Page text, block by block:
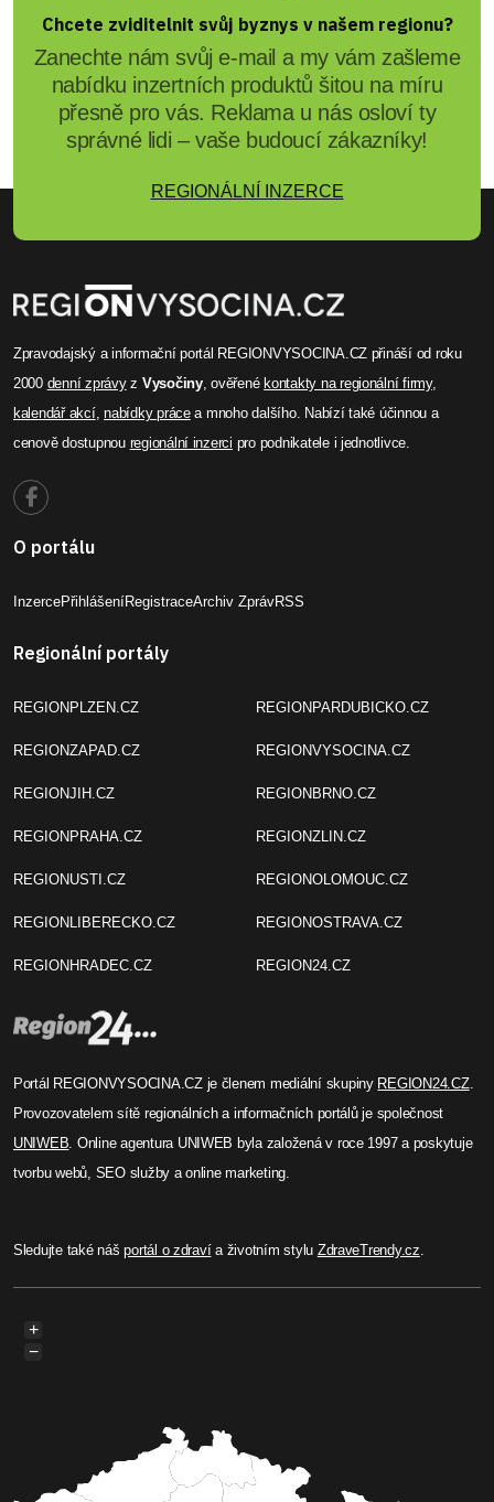
Chcete zviditelnit svůj byznys v našem regionu?
Zanechte nám svůj e-mail a my vám zašleme
nabídku inzertních produktů šitou na míru
přesně pro vás. Reklama u nás osloví ty
správné lidi – vaše budoucí zákazníky!
REGIONÁLNÍ INZERCE
Zpravodajský a informační portál REGIONVYSOCINA.CZ přináší od roku
2000 denní zprávyz Vysočiny, ověřené kontakty na regionální firmy,
kalendář akcí,nabídky prácea mnoho dalšího. Nabízí také účinnou a
cenově dostupnou regionální inzerci pro podnikatele i jednotlivce.
O portálu
InzercePřihlášeníRegistraceArchiv ZprávRSS
Regionální portály
REGIONPLZEN.CZ
REGIONZAPAD.CZ
REGIONJIH.CZ
REGIONPRAHA.CZ
REGIONUSTI.CZ
REGIONLIBERECKO.CZ
REGIONHRADEC.CZ
REGIONPARDUBICKO.CZ
REGIONVYSOCINA.CZ
REGIONBRNO.CZ
REGIONZLIN.CZ
REGIONOLOMOUC.CZ
REGIONOSTRAVA.CZ
REGION24.CZ
Portál REGIONVYSOCINA.CZ je členem mediální skupiny REGION24.CZ.
Provozovatelem sítě regionálních a informačních portálů je společnost
UNIWEB. Online agentura UNIWEB byla založená v roce 1997 a poskytuje
tvorbu webů, SEO služby a online marketing.
Sledujte také nášportál o zdravía životním stylu ZdraveTrendy.cz.
+
−